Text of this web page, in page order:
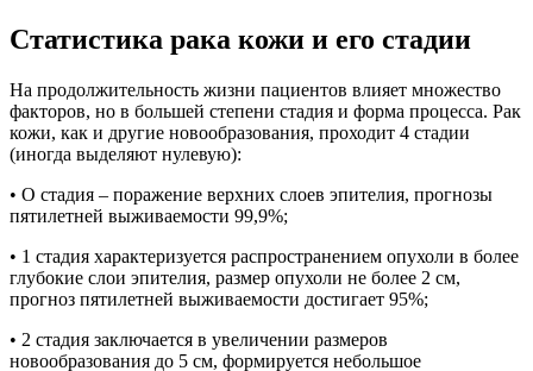
Статистика рака кожи и его стадии
На продолжительность жизни пациентов влияет множество
факторов, но в большей степени стадия и форма процесса. Рак
кожи, как и другие новообразования, проходит 4 стадии
(иногда выделяют нулевую):
• О стадия – поражение верхних слоев эпителия, прогнозы
пятилетней выживаемости 99,9%;
• 1 стадия характеризуется распространением опухоли в более
глубокие слои эпителия, размер опухоли не более 2 см,
прогноз пятилетней выживаемости достигает 95%;
• 2 стадия заключается в увеличении размеров
новообразования до 5 см, формируется небольшое